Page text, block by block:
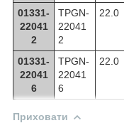
01331-
22041
2
TPGN-
22041
2
22.0
01331-
22041
6
TPGN-
22041
6
22.0
Приховати